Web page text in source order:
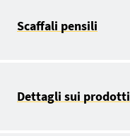
Scaffali pensili
Dettagli sui prodotti